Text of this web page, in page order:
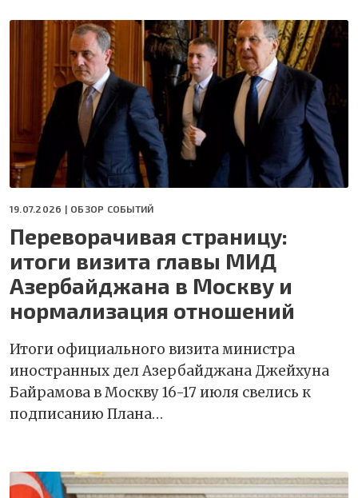
19.07.2026 | ОБЗОР СОБЫТИЙ
Переворачивая страницу:
итоги визита главы МИД
Азербайджана в Москву и
нормализация отношений
Итоги официального визита министра
иностранных дел Азербайджана Джейхуна
Байрамова в Москву 16-17 июля свелись к
подписанию Плана…